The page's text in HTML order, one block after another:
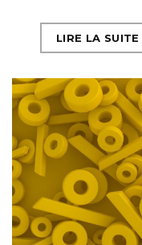
LIRE LA SUITE